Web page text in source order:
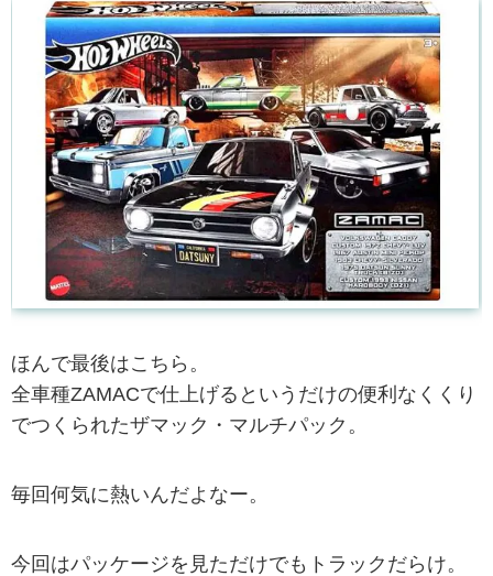
ほんで最後はこちら。
全車種ZAMACで仕上げるというだけの便利なくくり
でつくられたザマック・マルチパック。
毎回何気に熱いんだよなー。
今回はパッケージを見ただけでもトラックだらけ。